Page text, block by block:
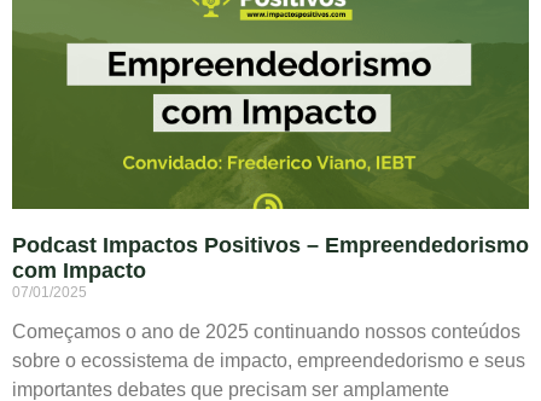
Podcast Impactos Positivos – Empreendedorismo
com Impacto
07/01/2025
Começamos o ano de 2025 continuando nossos conteúdos
sobre o ecossistema de impacto, empreendedorismo e seus
importantes debates que precisam ser amplamente